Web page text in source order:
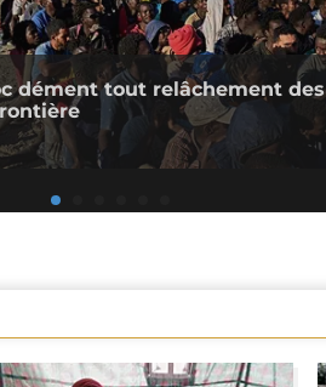
dément tout relâchement des